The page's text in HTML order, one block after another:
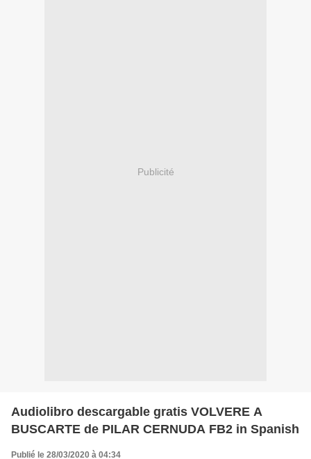
Publicité
Audiolibro descargable gratis VOLVERE A
BUSCARTE de PILAR CERNUDA FB2 in Spanish
Publié le 28/03/2020 à 04:34